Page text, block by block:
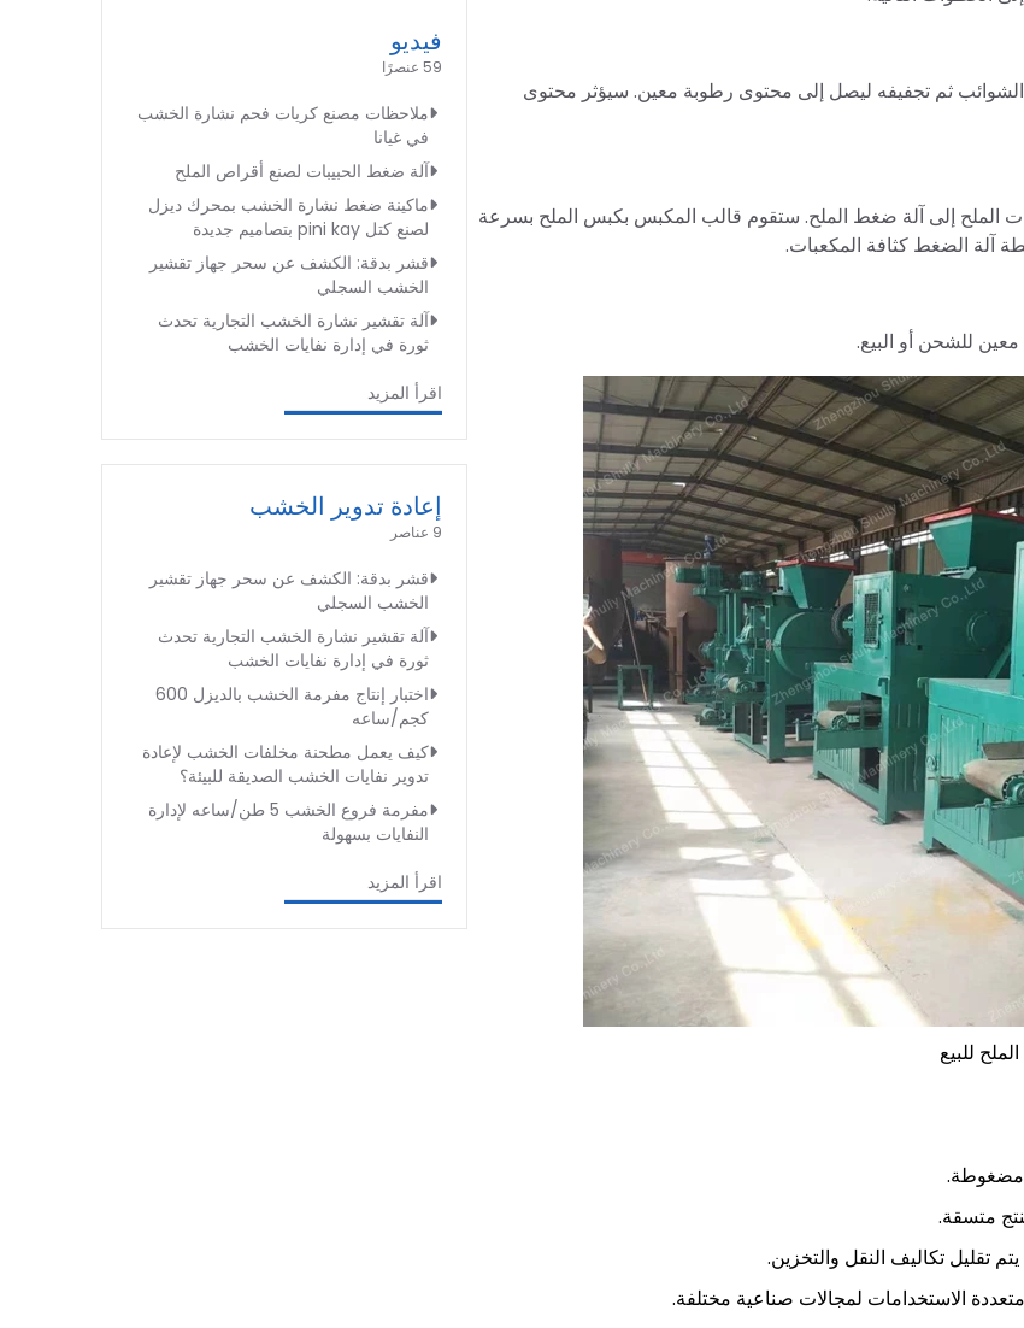
الشوائب ثم تجفيفه ليصل إلى محتوى رطوبة معين. سيؤثر محتوى
الملح إلى آلة ضغط الملح. ستقوم قالب المكبس بكبس الملح بسرعة
آلة الضغط كثافة المكعبات.
للشحن أو البيع.
للبيع
مضغوطة.
متسقة.
تقليل تكاليف النقل والتخزين.
الاستخدامات لمجالات صناعية مختلفة.
فيديو
59 عنصرًا
ملاحظات مصنع كريات فحم نشارة الخشب
في غيانا
آلة ضغط الحبيبات لصنع أقراص الملح
ماكينة ضغط نشارة الخشب بمحرك ديزل
لصنع كتل pini kay بتصاميم جديدة
قشر بدقة: الكشف عن سحر جهاز تقشير
الخشب السجلي
آلة تقشير نشارة الخشب التجارية تحدث
ثورة في إدارة نفايات الخشب
اقرأ المزيد
إعادة تدوير الخشب
9 عناصر
قشر بدقة: الكشف عن سحر جهاز تقشير
الخشب السجلي
آلة تقشير نشارة الخشب التجارية تحدث
ثورة في إدارة نفايات الخشب
اختبار إنتاج مفرمة الخشب بالديزل 600
كجم/ساعه
كيف يعمل مطحنة مخلفات الخشب لإعادة
تدوير نفايات الخشب الصديقة للبيئة؟
مفرمة فروع الخشب 5 طن/ساعه لإدارة
النفايات بسهولة
اقرأ المزيد